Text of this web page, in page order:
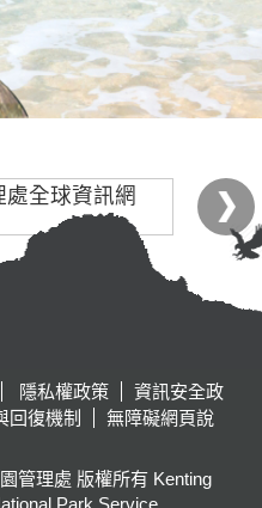
隱私權政策
資訊安全政
回復機制
無障礙網頁說
管理處 版權所有 Kenting
Park Service,